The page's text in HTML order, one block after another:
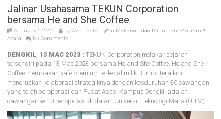
Jalinan Usahasama TEKUN Corporation
bersama He and She Coffee
August 22, 2023 By Webmaster In Makanan dan Minuman, Program &
Acara
No Comments
DENGKIL, 13 MAC 2023 : TEKUN Corporation melakar sejarah
tersendiri pada 13 Mac 2023 bersama He and She Coffee. He and She
Coffee merupakan kafe premium terkenal milik Bumiputera kini
meneruskan kolaborasi strategiknya dengan keseluruhan 30 cawangan
yang telah beroperasi dan Pusat Asasi Kampus Dengkil adalah
cawangan ke 10 beroperasi di dalam Universiti Teknologi Mara (UiTM).